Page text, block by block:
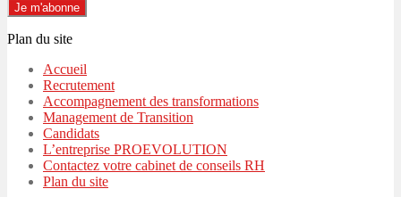
Plan du site
Accueil
Recrutement
Accompagnement des transformations
Management de Transition
Candidats
L’entreprise PROEVOLUTION
Contactez votre cabinet de conseils RH
Plan du site